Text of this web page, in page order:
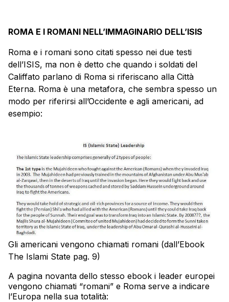
ROMA E I ROMANI NELL’IMMAGINARIO DELL’ISIS
Roma e i romani sono citati spesso nei due testi
dell’ISIS, ma non è detto che quando i soldati del
Califfato parlano di Roma si riferiscano alla Città
Eterna. Roma è una metafora, che sembra spesso un
modo per riferirsi all’Occidente e agli americani, ad
esempio:
Gli americani vengono chiamati romani (dall’Ebook
The Islami State pag. 9)
A pagina novanta dello stesso ebook i leader europei
vengono chiamati “romani” e Roma serve a indicare
l’Europa nella sua totalità: